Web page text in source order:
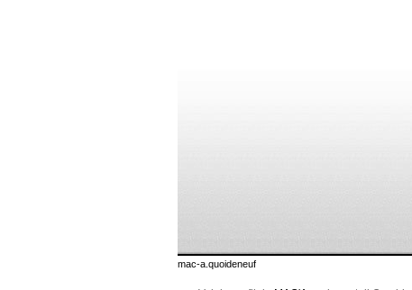
mac-a.quoideneuf